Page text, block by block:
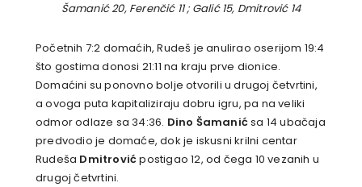
Šamanić 20, Ferenčić 11 ; Galić 15, Dmitrović 14
Početnih 7:2 domaćih, Rudeš je anulirao oserijom 19:4
što gostima donosi 21:11 na kraju prve dionice.
Domaćini su ponovno bolje otvorili u drugoj četvrtini,
a ovoga puta kapitaliziraju dobru igru, pa na veliki
odmor odlaze sa 34:36. Dino Šamanićsa 14 ubačaja
predvodio je domaće, dok je iskusni krilni centar
Rudeša Dmitrovićpostigao 12, od čega 10 vezanih u
drugoj četvrtini.